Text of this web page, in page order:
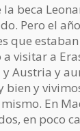
beca
Pero el
que
visitar a
Austria y
bien y
En
en poco